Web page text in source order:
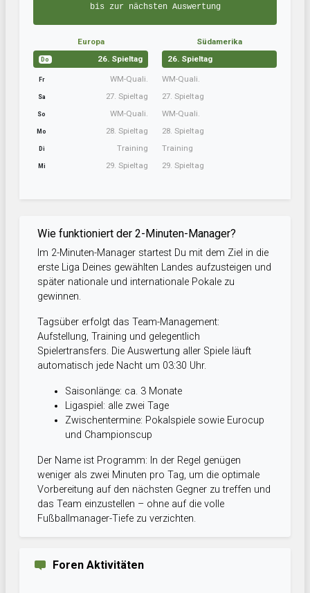
bis zur nächsten Auswertung
Europa
Do 26. Spieltag
Fr WM-Quali.
Sa 27. Spieltag
So WM-Quali.
Mo 28. Spieltag
Di Training
Mi 29. Spieltag
Südamerika
26. Spieltag
WM-Quali.
27. Spieltag
WM-Quali.
28. Spieltag
Training
29. Spieltag
Wie funktioniert der 2-Minuten-Manager?
Im 2-Minuten-Manager startest Du mit dem Ziel in die
erste Liga Deines gewählten Landes aufzusteigen und
später nationale und internationale Pokale zu
gewinnen.
Tagsüber erfolgt das Team-Management:
Aufstellung, Training und gelegentlich
Spielertransfers. Die Auswertung aller Spiele läuft
automatisch jede Nacht um 03:30 Uhr.
Saisonlänge: ca. 3 Monate
Ligaspiel: alle zwei Tage
Zwischentermine: Pokalspiele sowie Eurocup
und Championscup
Der Name ist Programm: In der Regel genügen
weniger als zwei Minuten pro Tag, um die optimale
Vorbereitung auf den nächsten Gegner zu treffen und
das Team einzustellen – ohne auf die volle
Fußballmanager-Tiefe zu verzichten.
Foren Aktivitäten